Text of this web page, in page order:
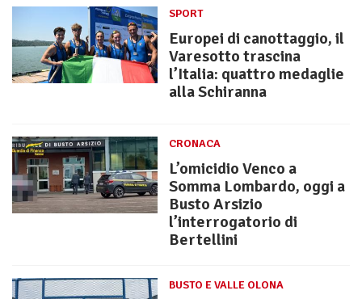
SPORT
Europei di canottaggio, il
Varesotto trascina
l’Italia: quattro medaglie
alla Schiranna
CRONACA
L’omicidio Venco a
Somma Lombardo, oggi a
Busto Arsizio
l’interrogatorio di
Bertellini
BUSTO E VALLE OLONA